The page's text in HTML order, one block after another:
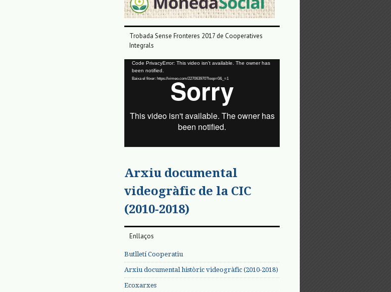
Trobada Sense Fronteres 2017 de Cooperatives
Integrals
Reproductor
vídeo
Code PrivacyError: This video isn't available. The owner has
been notified.
Baixa el fitxer: https://vimeo.com/227063970?loop=0&_=1
Arxiu documental
videogràfic de la CIC
(2010-2018)
Enllaços
Butlletí Cooperatiu
Arxiu documental històric videogràfic (2010-2018)
Ecoxarxes